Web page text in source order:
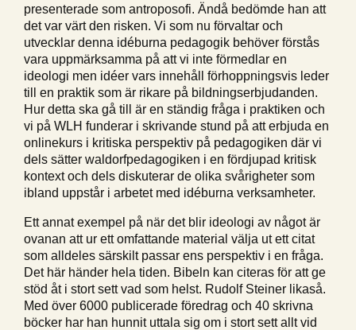
presenterade som antroposofi. Ändå bedömde han att
det var värt den risken. Vi som nu förvaltar och
utvecklar denna idéburna pedagogik behöver förstås
vara uppmärksamma på att vi inte förmedlar en
ideologi men idéer vars innehåll förhoppningsvis leder
till en praktik som är rikare på bildningserbjudanden.
Hur detta ska gå till är en ständig fråga i praktiken och
vi på WLH funderar i skrivande stund på att erbjuda en
onlinekurs i kritiska perspektiv på pedagogiken där vi
dels sätter waldorfpedagogiken i en fördjupad kritisk
kontext och dels diskuterar de olika svårigheter som
ibland uppstår i arbetet med idéburna verksamheter.
Ett annat exempel på när det blir ideologi av något är
ovanan att ur ett omfattande material välja ut ett citat
som alldeles särskilt passar ens perspektiv i en fråga.
Det här händer hela tiden. Bibeln kan citeras för att ge
stöd åt i stort sett vad som helst. Rudolf Steiner likaså.
Med över 6000 publicerade föredrag och 40 skrivna
böcker har han hunnit uttala sig om i stort sett allt vid